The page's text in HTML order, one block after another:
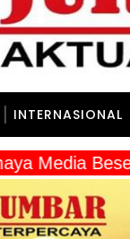
INTERNASIONAL
Media